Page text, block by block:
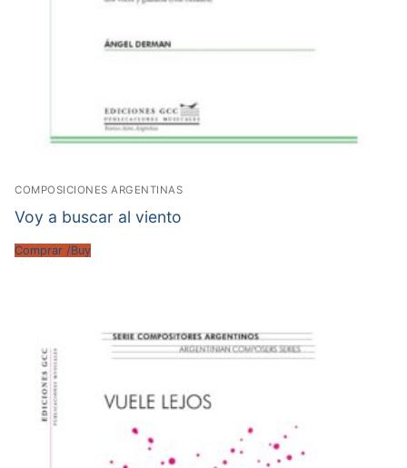
COMPOSICIONES ARGENTINAS
Voy a buscar al viento
Comprar /Buy